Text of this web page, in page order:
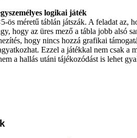
logikai játék
ös méretű táblán játszák. A feladat az,
hogy az üres mező a tábla jobb alsó
hogy nincs hozzá grafikai
Ezzel a játékkal nem csak a
a hallás utáni tájékozódást is lehet